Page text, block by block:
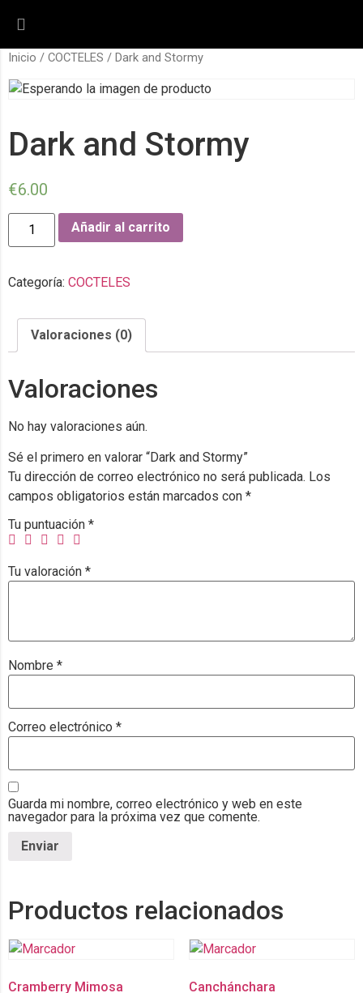
Inicio / COCTELES / Dark and Stormy
Dark and Stormy
€6.00
Añadir al carrito
Categoría: COCTELES
Valoraciones (0)
Valoraciones
No hay valoraciones aún.
Sé el primero en valorar “Dark and Stormy”
Tu dirección de correo electrónico no será publicada. Los
campos obligatorios están marcados con *
Tu puntuación *
Tu valoración *
Nombre *
Correo electrónico *
Guarda mi nombre, correo electrónico y web en este
navegador para la próxima vez que comente.
Productos relacionados
Cramberry Mimosa Canchánchara